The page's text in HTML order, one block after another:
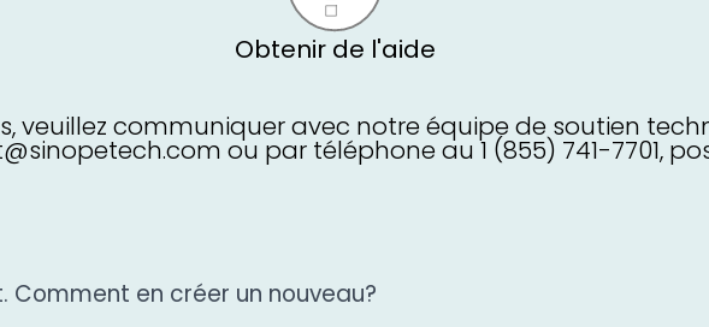
Obtenir de l'aide
veuillez communiquer avec notre équipe de soutien
ou par téléphone au 1 (855) 741-7701,
en créer un nouveau?